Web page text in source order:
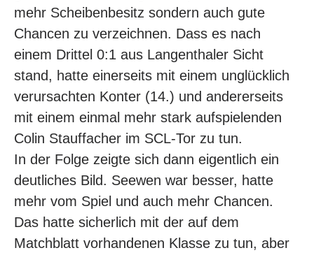
mehr Scheibenbesitz sondern auch gute
Chancen zu verzeichnen. Dass es nach
einem Drittel 0:1 aus Langenthaler Sicht
stand, hatte einerseits mit einem unglücklich
verursachten Konter (14.) und andererseits
mit einem einmal mehr stark aufspielenden
Colin Stauffacher im SCL-Tor zu tun.
In der Folge zeigte sich dann eigentlich ein
deutliches Bild. Seewen war besser, hatte
mehr vom Spiel und auch mehr Chancen.
Das hatte sicherlich mit der auf dem
Matchblatt vorhandenen Klasse zu tun, aber